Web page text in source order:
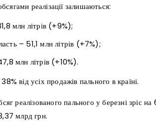
реалізації залишаються:
млн літрів (+9%);
– 51,1 млн літрів (+7%);
млн літрів (+10%).
від усіх продажів пального в країні.
реалізованого пального у березні зріс
млрд грн.